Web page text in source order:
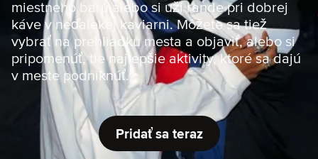
n
d
e
r
miestneho baru alebo si uži rande pri dobrej
káve v neďalekej kaviarni. Môžete sa tiež
vybrať na prehliadku mesta a objaviť, alebo si
pripomenúť, tie najlepšie aktivity, ktoré sa dajú
v meste podniknúť.
Pridať sa teraz